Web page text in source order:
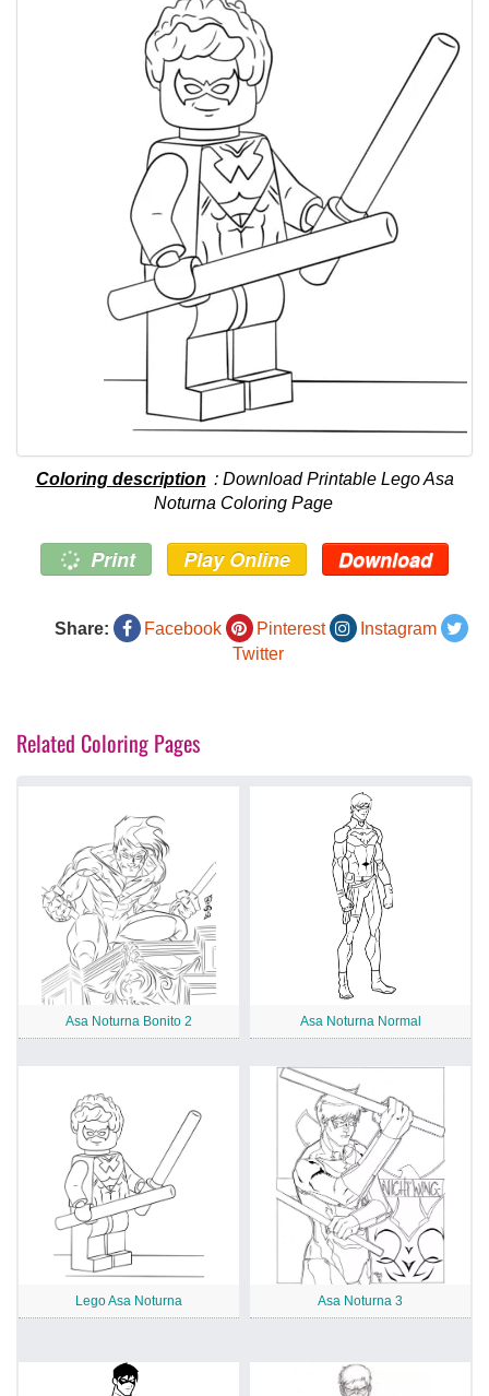
Coloring description : Download Printable Lego Asa
Noturna Coloring Page
Print Play Online Download
Share: Facebook Pinterest
Instagram
Twitter
Related Coloring Pages
Asa Noturna Bonito 2 Asa Noturna Normal
Lego Asa Noturna Asa Noturna 3